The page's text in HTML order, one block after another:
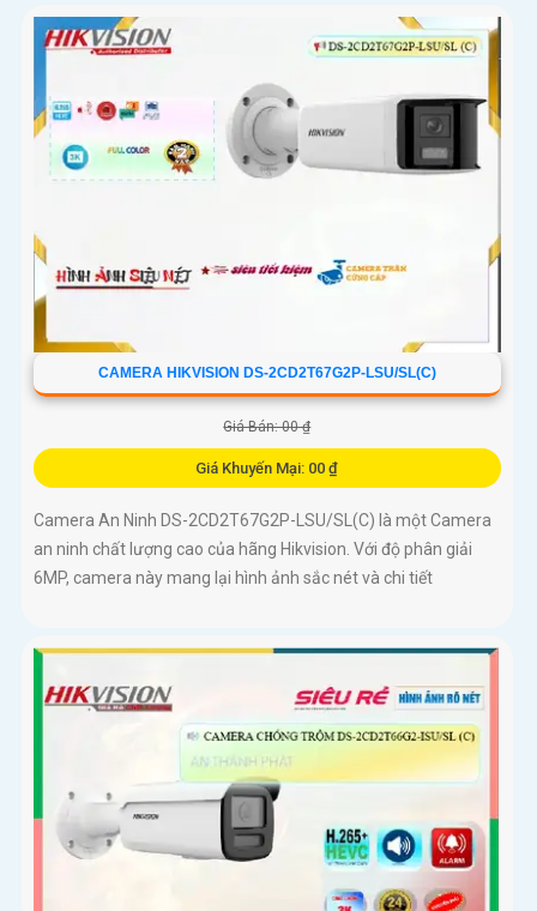
CAMERA HIKVISION DS-2CD2T67G2P-LSU/SL(C)
Giá Bán: 00 ₫
Giá Khuyến Mại: 00 ₫
Camera An Ninh DS-2CD2T67G2P-LSU/SL(C) là một Camera
an ninh chất lượng cao của hãng Hikvision. Với độ phân giải
6MP, camera này mang lại hình ảnh sắc nét và chi tiết